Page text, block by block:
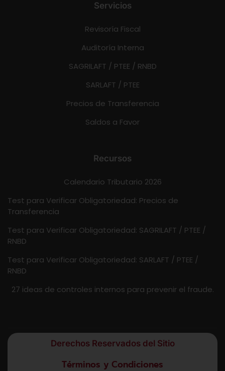
Servicios
Revisoría Fiscal
Auditoría Interna
SAGRILAFT / PTEE / RNBD
SARLAFT / PTEE
Precios de Transferencia
Saldos a Favor
Recursos
Calendario Tributario 2026
Test para Verificar Obligatoriedad: Precios de
Transferencia
Test para Verificar Obligatoriedad: SAGRILAFT / PTEE /
RNBD
Test para Verificar Obligatoriedad: SARLAFT / PTEE /
RNBD
27 ideas de controles internos para prevenir el fraude.
Derechos Reservados del Sitio
Términos y Condiciones